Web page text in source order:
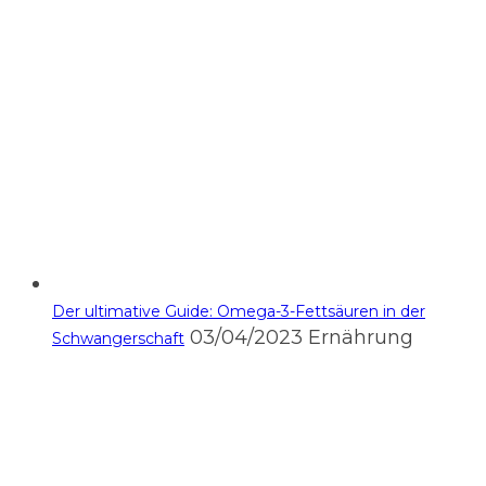
Der ultimative Guide: Omega-3-Fettsäuren in der
Schwangerschaft 03/04/2023 Ernährung